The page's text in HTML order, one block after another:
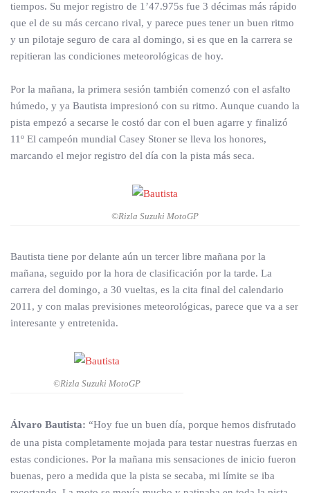
tiempos. Su mejor registro de 1’47.975s fue 3 décimas más rápido
que el de su más cercano rival, y parece pues tener un buen ritmo
y un pilotaje seguro de cara al domingo, si es que en la carrera se
repitieran las condiciones meteorológicas de hoy.
Por la mañana, la primera sesión también comenzó con el asfalto
húmedo, y ya Bautista impresionó con su ritmo. Aunque cuando la
pista empezó a secarse le costó dar con el buen agarre y finalizó
11º El campeón mundial Casey Stoner se lleva los honores,
marcando el mejor registro del día con la pista más seca.
©Rizla Suzuki MotoGP
Bautista tiene por delante aún un tercer libre mañana por la
mañana, seguido por la hora de clasificación por la tarde. La
carrera del domingo, a 30 vueltas, es la cita final del calendario
2011, y con malas previsiones meteorológicas, parece que va a ser
interesante y entretenida.
©Rizla Suzuki MotoGP
Álvaro Bautista: “Hoy fue un buen día, porque hemos disfrutado
de una pista completamente mojada para testar nuestras fuerzas en
estas condiciones. Por la mañana mis sensaciones de inicio fueron
buenas, pero a medida que la pista se secaba, mi límite se iba